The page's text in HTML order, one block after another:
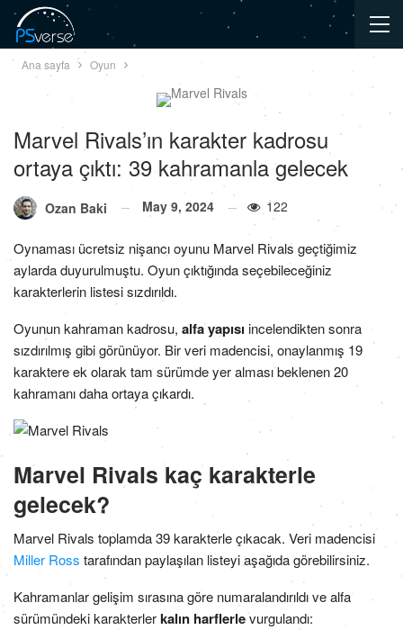
Ana sayfa Oyun
Marvel Rivals’ın karakter kadrosu
ortaya çıktı: 39 kahramanla gelecek
Ozan Baki May 9, 2024 122
Oynaması ücretsiz nişancı oyunu Marvel Rivals geçtiğimiz
aylarda duyurulmuştu. Oyun çıktığında seçebileceğiniz
karakterlerin listesi sızdırıldı.
Oyunun kahraman kadrosu, alfa yapısı incelendikten sonra
sızdırılmış gibi görünüyor. Bir veri madencisi, onaylanmış 19
karaktere ek olarak tam sürümde yer alması beklenen 20
kahramanı daha ortaya çıkardı.
Marvel Rivals kaç karakterle
gelecek?
Marvel Rivals toplamda 39 karakterle çıkacak. Veri madencisi
Miller Ross tarafından paylaşılan listeyi aşağıda görebilirsiniz.
Kahramanlar gelişim sırasına göre numaralandırıldı ve alfa
sürümündeki karakterlerkalın harflerlevurgulandı: